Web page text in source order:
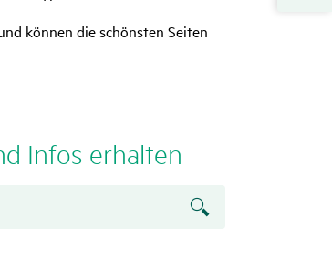
können die schönsten Seiten
Infos erhalten